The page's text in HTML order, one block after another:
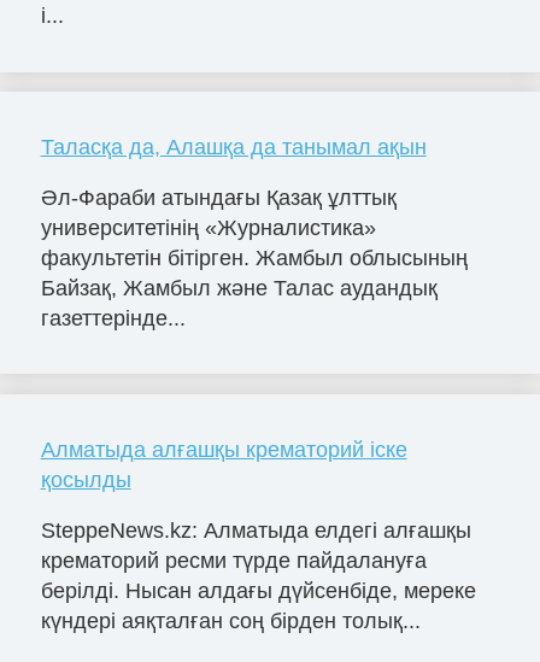
i...
Таласқа да, Алашқа да танымал ақын
Әл-Фараби атындағы Қазақ ұлттық
университетінің «Журналистика»
факультетін бітірген. Жамбыл облысының
Байзақ, Жамбыл және Талас аудандық
газеттерінде...
Алматыда алғашқы крематорий іске
қосылды
SteppeNews.kz: Алматыда елдегі алғашқы
крематорий ресми түрде пайдалануға
берілді. Нысан алдағы дүйсенбіде, мереке
күндері аяқталған соң бірден толық...